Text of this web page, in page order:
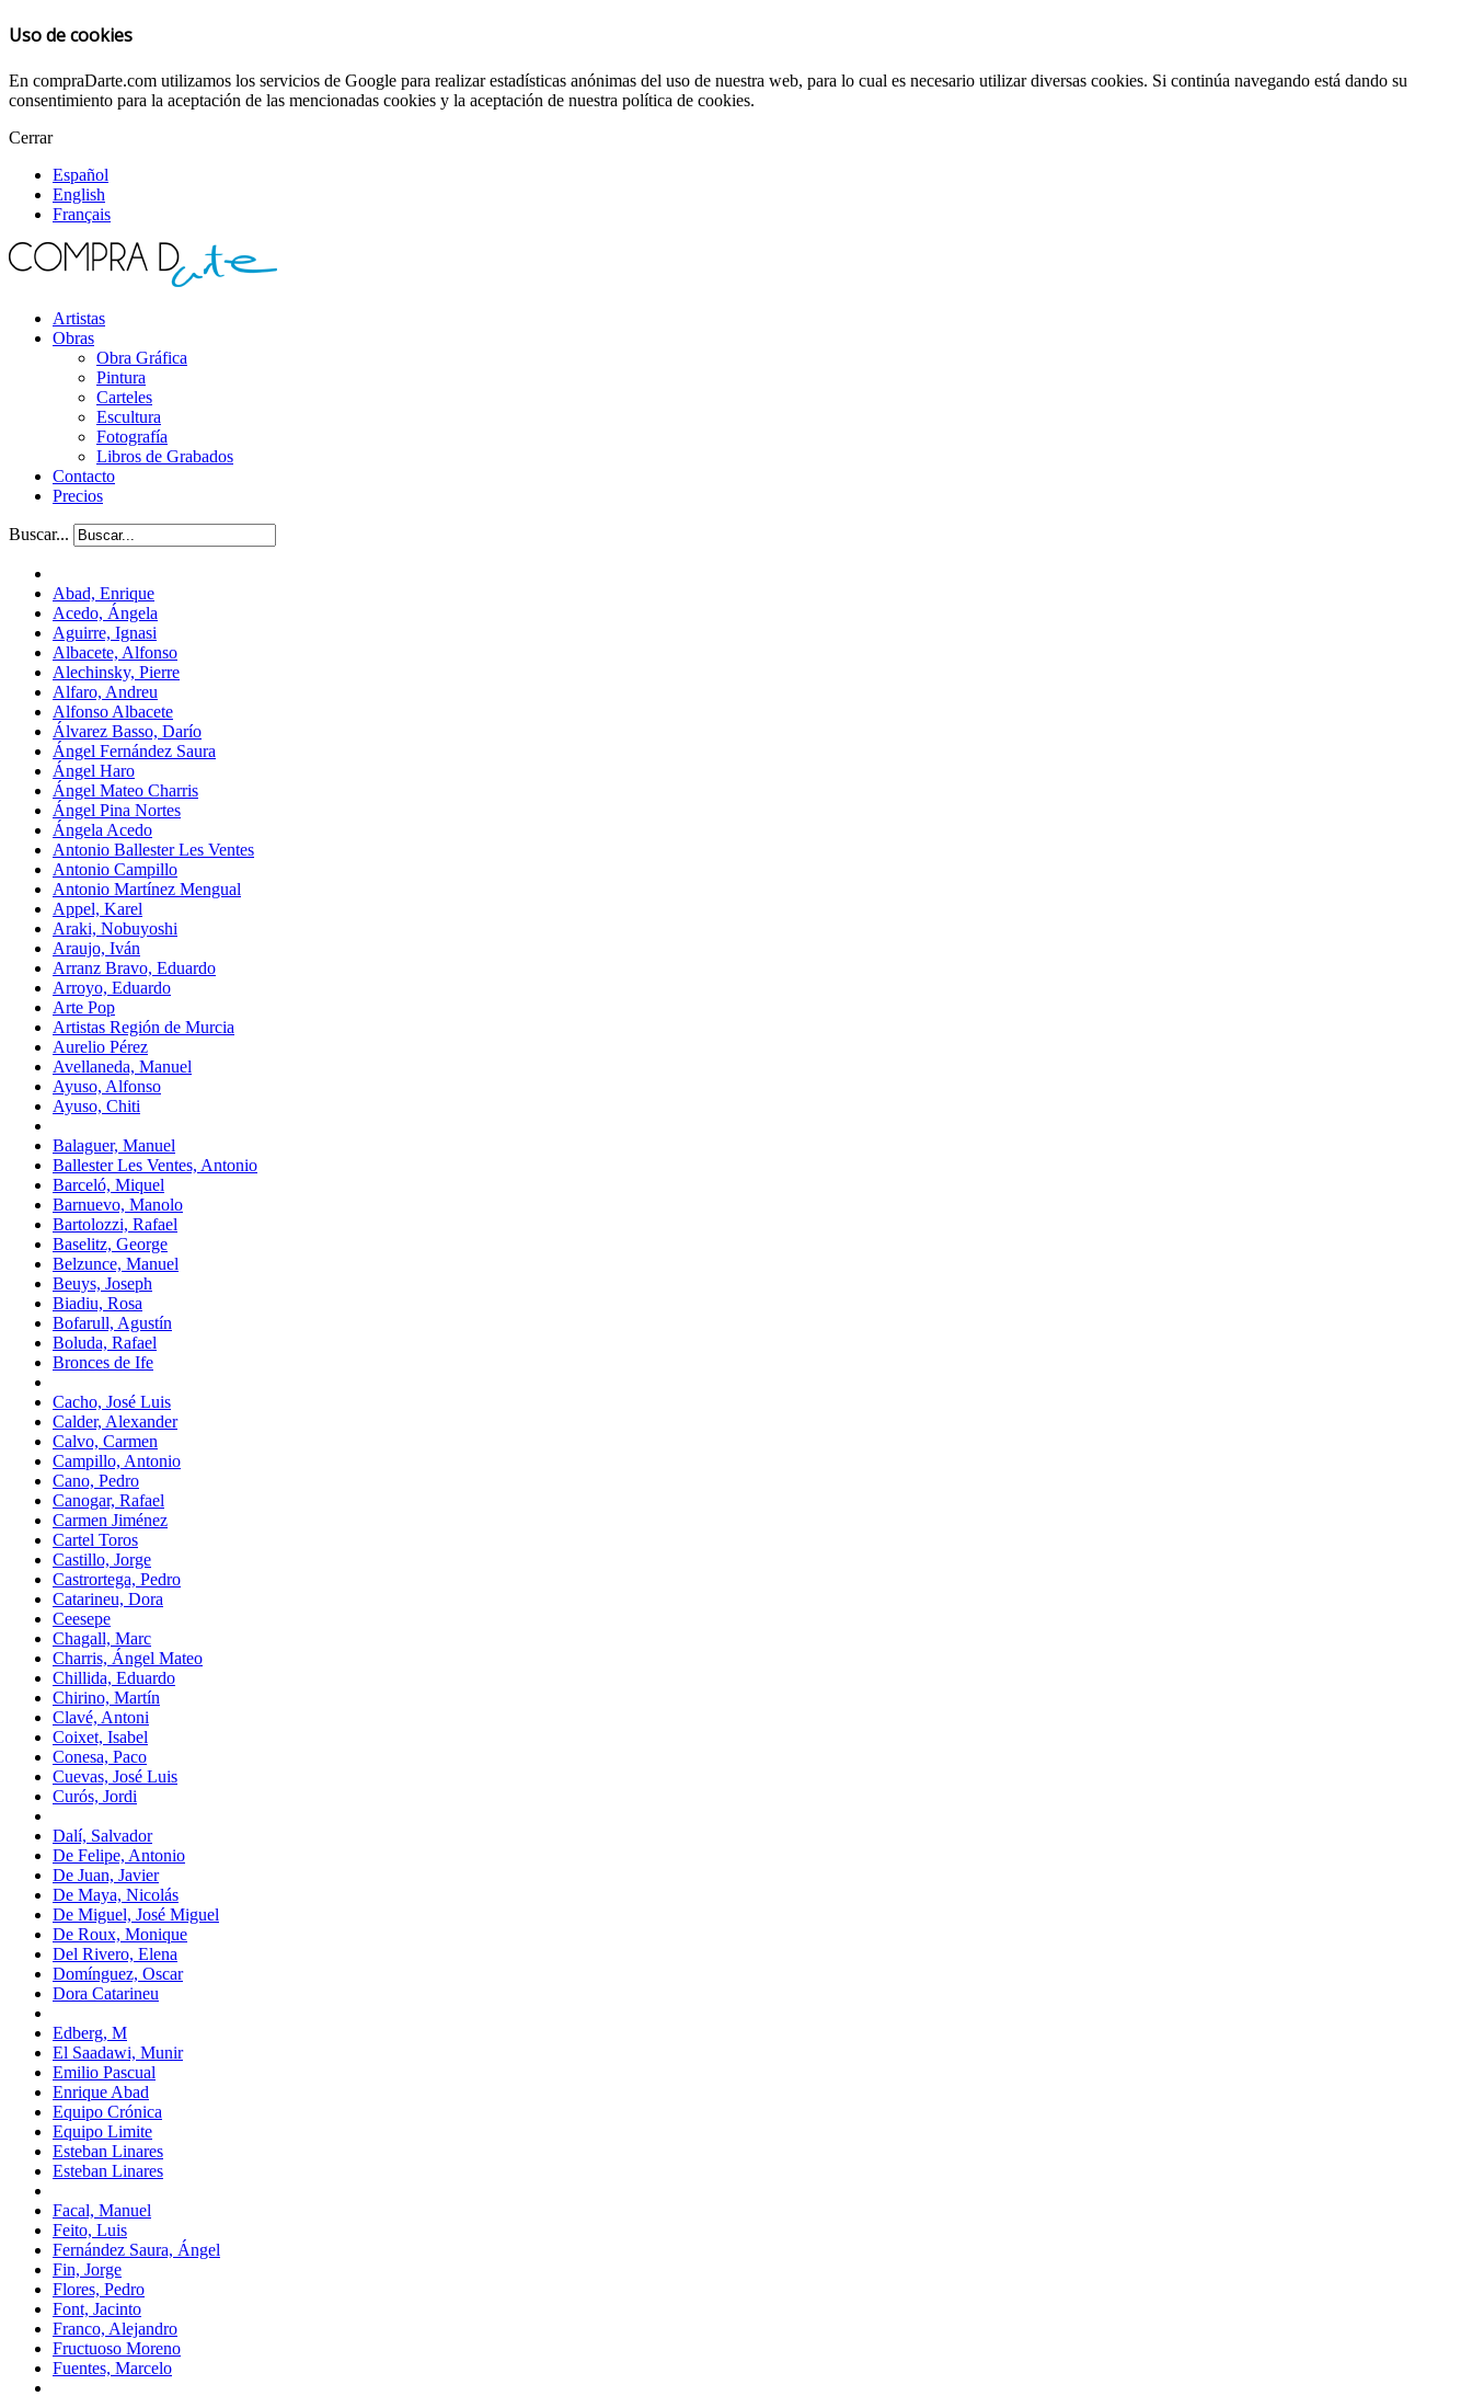
Uso de cookies
En compraDarte.com utilizamos los servicios de Google para realizar estadísticas anónimas del uso de nuestra web, para lo cual es necesario utilizar diversas cookies. Si continúa navegando está dando su
consentimiento para la aceptación de las mencionadas cookies y la aceptación de nuestra política de cookies.
Cerrar
Español
English
Français
Artistas
Obras
Obra Gráfica
Pintura
Carteles
Escultura
Fotografía
Libros de Grabados
Contacto
Precios
Buscar...
Abad, Enrique
Acedo, Ángela
Aguirre, Ignasi
Albacete, Alfonso
Alechinsky, Pierre
Alfaro, Andreu
Alfonso Albacete
Álvarez Basso, Darío
Ángel Fernández Saura
Ángel Haro
Ángel Mateo Charris
Ángel Pina Nortes
Ángela Acedo
Antonio Ballester Les Ventes
Antonio Campillo
Antonio Martínez Mengual
Appel, Karel
Araki, Nobuyoshi
Araujo, Iván
Arranz Bravo, Eduardo
Arroyo, Eduardo
Arte Pop
Artistas Región de Murcia
Aurelio Pérez
Avellaneda, Manuel
Ayuso, Alfonso
Ayuso, Chiti
Balaguer, Manuel
Ballester Les Ventes, Antonio
Barceló, Miquel
Barnuevo, Manolo
Bartolozzi, Rafael
Baselitz, George
Belzunce, Manuel
Beuys, Joseph
Biadiu, Rosa
Bofarull, Agustín
Boluda, Rafael
Bronces de Ife
Cacho, José Luis
Calder, Alexander
Calvo, Carmen
Campillo, Antonio
Cano, Pedro
Canogar, Rafael
Carmen Jiménez
Cartel Toros
Castillo, Jorge
Castrortega, Pedro
Catarineu, Dora
Ceesepe
Chagall, Marc
Charris, Ángel Mateo
Chillida, Eduardo
Chirino, Martín
Clavé, Antoni
Coixet, Isabel
Conesa, Paco
Cuevas, José Luis
Curós, Jordi
Dalí, Salvador
De Felipe, Antonio
De Juan, Javier
De Maya, Nicolás
De Miguel, José Miguel
De Roux, Monique
Del Rivero, Elena
Domínguez, Oscar
Dora Catarineu
Edberg, M
El Saadawi, Munir
Emilio Pascual
Enrique Abad
Equipo Crónica
Equipo Limite
Esteban Linares
Esteban Linares
Facal, Manuel
Feito, Luis
Fernández Saura, Ángel
Fin, Jorge
Flores, Pedro
Font, Jacinto
Franco, Alejandro
Fructuoso Moreno
Fuentes, Marcelo